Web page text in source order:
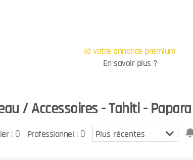
Ici votre annonce premium
En savoir plus ?
/ Accessoires - Tahiti - Papara
: 0 Professionnel : 0